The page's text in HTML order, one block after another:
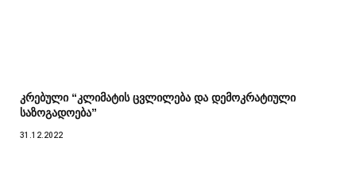
კრებული “კლიმატის ცვლილება და დემოკრატიული
საზოგადოება”
31.12.2022